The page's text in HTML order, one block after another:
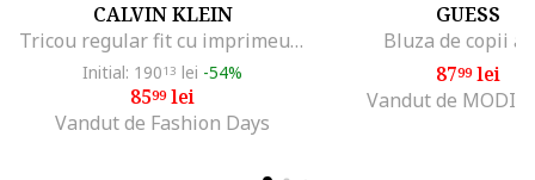
CALVIN KLEIN
Tricou regular fit cu imprimeu logo, Portocaliu mandarina/Alb optic/Verde aquamarin
Initial: 19013 lei -54%
8599lei
Vandut de Fashion Days
GUESS
Bluza de copii
8799lei
Vandut de